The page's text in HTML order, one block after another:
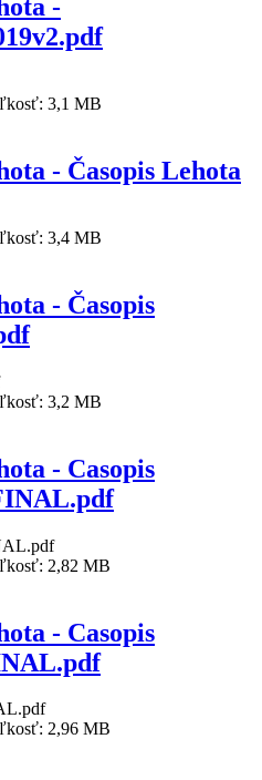
-
3,1 MB
- Časopis Lehota
3,4 MB
- Časopis
3,2 MB
- Casopis
2,82 MB
- Casopis
2,96 MB